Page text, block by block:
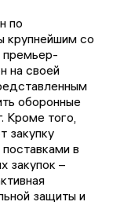
по
крупнейшим со
премьер-
на своей
оборонные
того,
закупку
в
закупок –
защиты и